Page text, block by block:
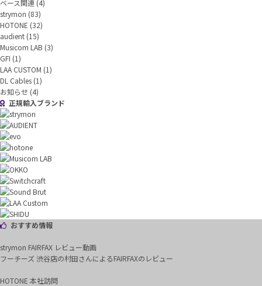
ベース関連 (4)
strymon (83)
HOTONE (32)
audient (15)
Musicom LAB (3)
GFI (1)
LAA CUSTOM (1)
DL Cables (1)
お知らせ (4)
正規輸入ブランド
おすすめ情報
strymon FAIRFAX レビュー動画
フーチーズ 渋谷店の村田さんによるFAIRFAXのレビュー
HOTONE 本社訪問